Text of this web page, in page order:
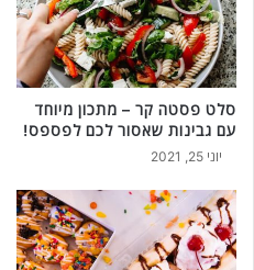
סלט פסטה קר – מתכון מיוחד
עם גבינות שאסור לכם לפספס!
יוני 25, 2021